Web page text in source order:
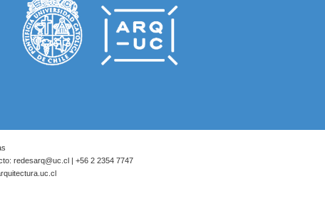
redesarq@uc.cl
| +56 2 2354 7747